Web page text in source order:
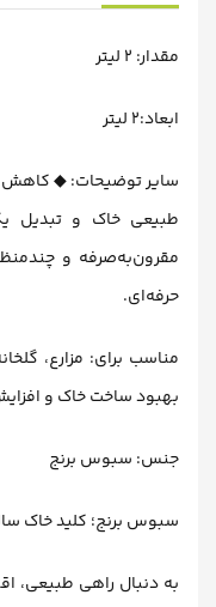
مقدار: 2 لیتر
ابعاد:2 لیتر
سایر توضیحات: ◆ کاهش
طبیعی خاک و تبدیل
مقرون‌به‌صرفه و
حرفه‌ای.
مناسب برای: مزارع،
بهبود ساخت خاک و
جنس: سبوس برنج
سبوس برنج؛ کلید خاک
به دنبال راهی طبیعی،